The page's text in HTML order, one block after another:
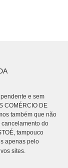
e sem
COMÉRCIO DE
também que não
do
tampouco
apenas pelo
sites.